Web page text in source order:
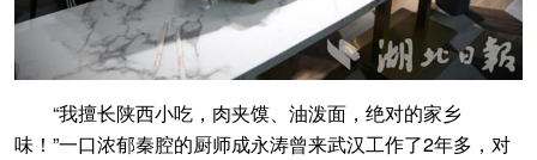
“我擅长陕西小吃，肉夹馍、油泼面，绝对的家乡
味！”一口浓郁秦腔的厨师成永涛曾来武汉工作了2年多，对